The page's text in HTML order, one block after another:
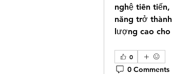
nghệ tiên
năng trở
lượng cao
0
0 Comments